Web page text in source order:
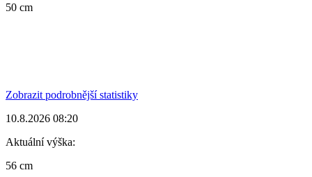
50 cm
Zobrazit podrobnější statistiky
10.8.2026 08:20
Aktuální výška:
56 cm